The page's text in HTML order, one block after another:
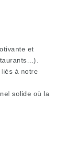
et
à notre
solide où la